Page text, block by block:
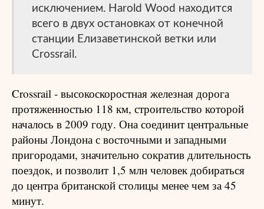
исключением. Harold Wood находится
всего в двух остановках от конечной
станции Елизаветинской ветки или
Crossrail.
Crossrail - высокоскоростная железная дорога
протяженностью 118 км, строительство которой
началось в 2009 году. Она соединит центральные
районы Лондона с восточными и западными
пригородами, значительно сократив длительность
поездок, и позволит 1,5 млн человек добираться
до центра британской столицы менее чем за 45
минут.